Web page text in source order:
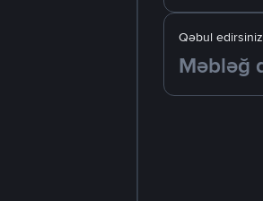
Qəbul edirsiniz